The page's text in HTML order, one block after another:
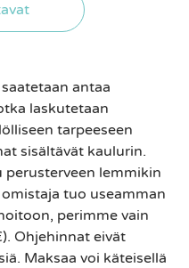
antaa
laskutetaan
tarpeeseen
sisältävät kaulurin.
perusterveen lemmikin
tuo useamman
perimme vain
Ohjehinnat eivät
Maksaa voi käteisellä